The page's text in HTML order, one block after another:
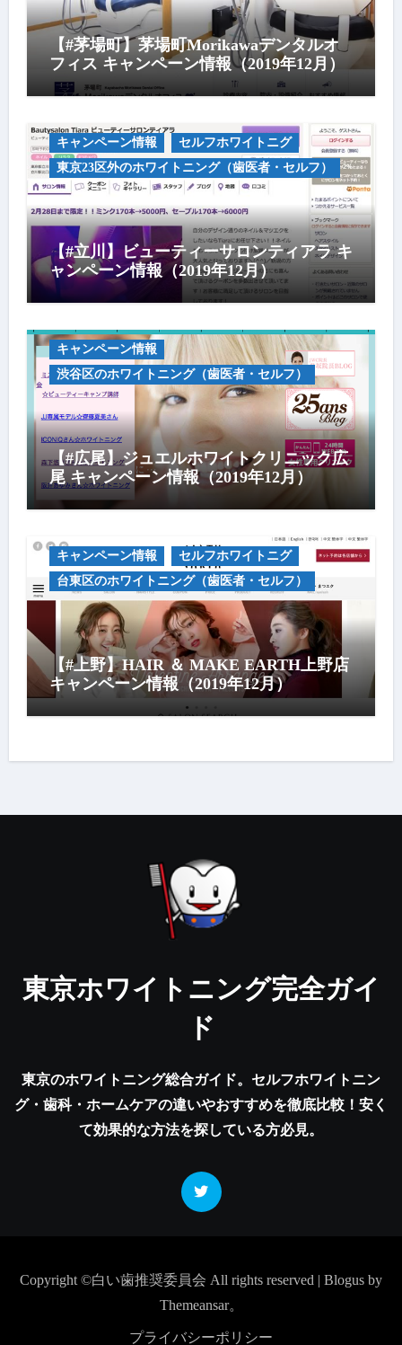
【#茅場町】茅場町Morikawaデンタルオ
フィス キャンペーン情報（2019年12月）
キャンペーン情報
セルフホワイトニグ
東京23区外のホワイトニング（歯医者・セルフ）
【#立川】ビューティーサロンティアラ キ
ャンペーン情報（2019年12月）
キャンペーン情報
渋谷区のホワイトニング（歯医者・セルフ）
【#広尾】ジュエルホワイトクリニック広
尾 キャンペーン情報（2019年12月）
キャンペーン情報
セルフホワイトニグ
台東区のホワイトニング（歯医者・セルフ）
【#上野】HAIR ＆ MAKE EARTH上野店
キャンペーン情報（2019年12月）
東京ホワイトニング完全ガイ
ド
東京のホワイトニング総合ガイド。セルフホワイトニン
グ・歯科・ホームケアの違いやおすすめを徹底比較！安く
て効果的な方法を探している方必見。
Copyright ©白い歯推奨委員会 All rights reserved | Blogus by
Themeansar。
プライバシーポリシー